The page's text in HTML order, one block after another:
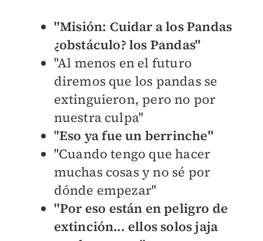
''Misión: Cuidar a los Pandas
¿obstáculo? los Pandas''
''Al menos en el futuro
diremos que los pandas se
extinguieron, pero no por
nuestra culpa''
''Eso ya fue un berrinche''
''Cuando tengo que hacer
muchas cosas y no sé por
dónde empezar''
''Por eso están en peligro de
extinción... ellos solos jaja